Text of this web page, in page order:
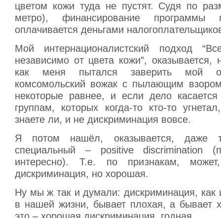
цветом кожи туда не пустят. Судя по
метро), финансирование программы
оплачивается деньгами
Мой интернационалистский подход
независимо от цвета кожи”, оказывается,
как меня пытался заверить мой
комсомольский вожак с пылающим
некоторые равнее, и если дело
группам, которых когда-то кто-то
знаете ли, и не дискриминация вовсе.
Я потом нашёл, оказывается, даже
специальный – positive discrimination
интересно). Т.е. по признакам,
дискриминация, но хорошая.
Ну мы ж так и думали: дискриминация, как
в нашей жизни, бывает плохая, а бывает